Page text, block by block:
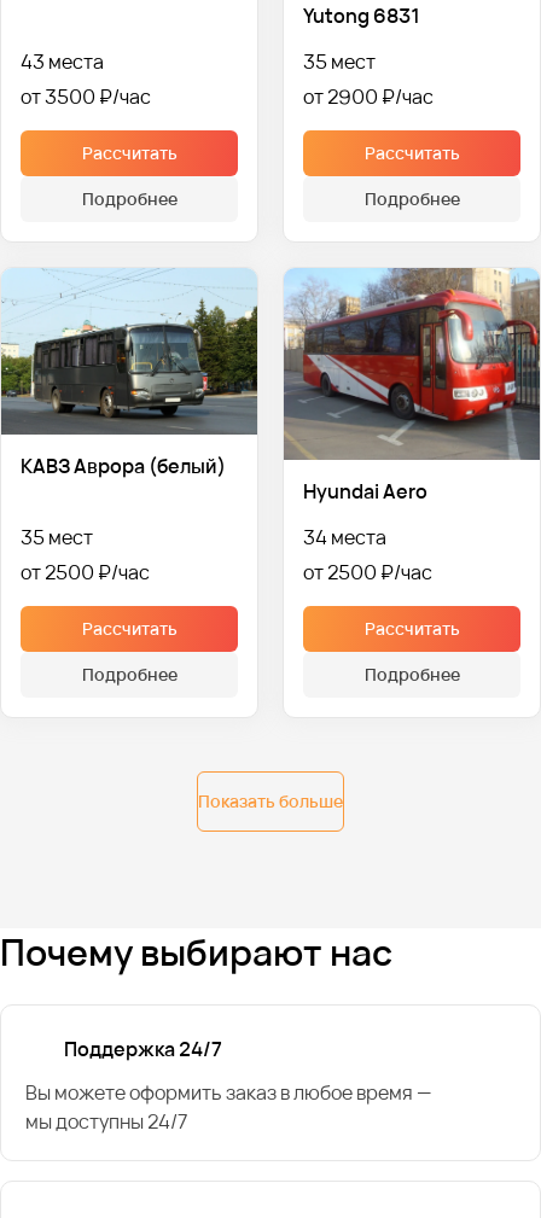
43 места
от 3500 ₽
Рассчитать
Подробнее
Yutong 6831
35 мест
от 2900 ₽
Рассчитать
Подробнее
КАВЗ Аврора (белый)
35 мест
от 2500 ₽
Рассчитать
Подробнее
Hyundai Aero
34 места
от 2500 ₽
Рассчитать
Подробнее
Показать больше
Почему выбирают нас
Поддержка 24/7
Вы можете оформить заказ в любое время —
мы доступны 24/7